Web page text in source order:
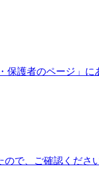
保護者のページ」
ので、ご確認くだ